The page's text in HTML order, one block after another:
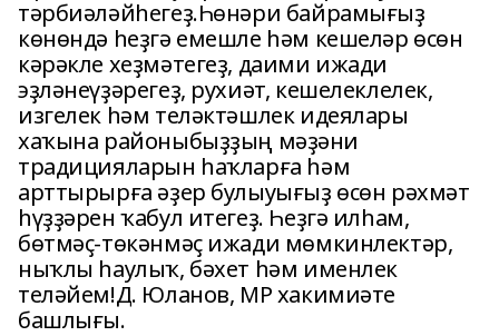
тәрбиәләйһегеҙ.Һөнәри байрамығыҙ
көнөндә һеҙгә емешле һәм кешеләр өсөн
кәрәкле хеҙмәтегеҙ, даими ижади
эҙләнеүҙәрегеҙ, рухиәт, кешелеклелек,
изгелек һәм теләктәшлек идеялары
хаҡына районыбыҙҙың мәҙәни
традицияларын һаҡларға һәм
арттырырға әҙер булыуығыҙ өсөн рәхмәт
һүҙҙәрен ҡабул итегеҙ. Һеҙгә илһам,
бөтмәҫ-төкәнмәҫ ижади мөмкинлектәр,
ныҡлы һаулыҡ, бәхет һәм именлек
теләйем!Д. Юланов, МР хакимиәте
башлығы.